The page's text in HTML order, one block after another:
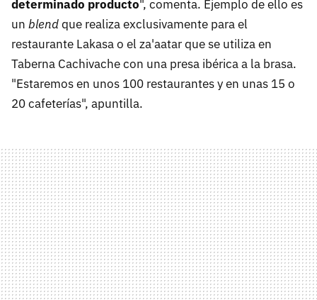
determinado producto", comenta. Ejemplo de ello es
un blendque realiza exclusivamente para el
restaurante Lakasa o el za'aatar que se utiliza en
Taberna Cachivache con una presa ibérica a la brasa.
"Estaremos en unos 100 restaurantes y en unas 15 o
20 cafeterías", apuntilla.